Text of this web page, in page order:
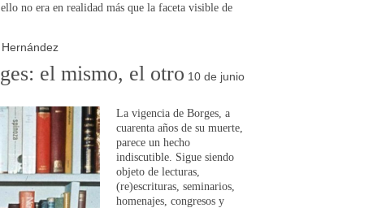
no era en realidad más que la faceta visible de
el mismo, el otro 10 de junio
La vigencia de Borges, a
cuarenta años de su muerte,
parece un hecho
indiscutible. Sigue siendo
objeto de lecturas,
(re)escrituras, seminarios,
homenajes, congresos y